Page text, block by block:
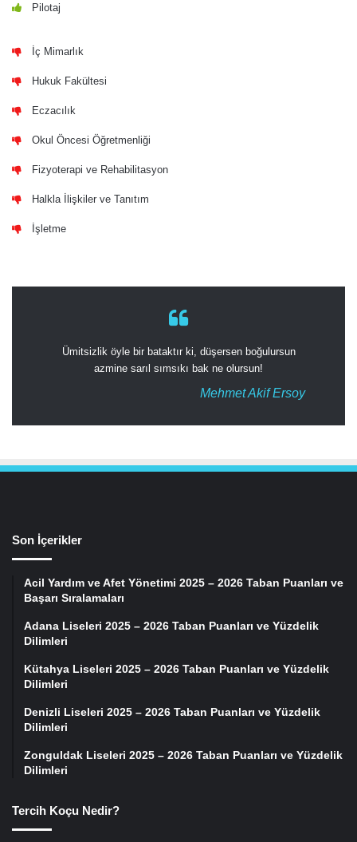
Pilotaj
İç Mimarlık
Hukuk Fakültesi
Eczacılık
Okul Öncesi Öğretmenliği
Fizyoterapi ve Rehabilitasyon
Halkla İlişkiler ve Tanıtım
İşletme
Ümitsizlik öyle bir bataktır ki, düşersen boğulursun
azmine sarıl sımsıkı bak ne olursun!
Mehmet Akif Ersoy
Son İçerikler
Acil Yardım ve Afet Yönetimi 2025 – 2026 Taban Puanları ve
Başarı Sıralamaları
Adana Liseleri 2025 – 2026 Taban Puanları ve Yüzdelik
Dilimleri
Kütahya Liseleri 2025 – 2026 Taban Puanları ve Yüzdelik
Dilimleri
Denizli Liseleri 2025 – 2026 Taban Puanları ve Yüzdelik
Dilimleri
Zonguldak Liseleri 2025 – 2026 Taban Puanları ve Yüzdelik
Dilimleri
Tercih Koçu Nedir?